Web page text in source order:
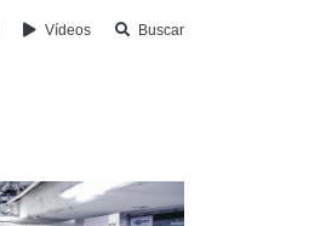
Vídeos Buscar